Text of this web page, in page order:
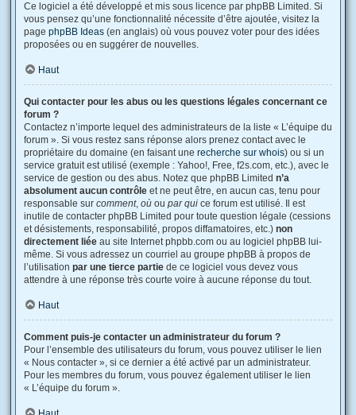
Ce logiciel a été développé et mis sous licence par phpBB Limited. Si
vous pensez qu’une fonctionnalité nécessite d’être ajoutée, visitez la
page phpBB Ideas (en anglais) où vous pouvez voter pour des idées
proposées ou en suggérer de nouvelles.
Haut
Qui contacter pour les abus ou les questions légales concernant ce
forum ?
Contactez n’importe lequel des administrateurs de la liste « L’équipe du
forum ». Si vous restez sans réponse alors prenez contact avec le
propriétaire du domaine (en faisant une recherche sur whois) ou si un
service gratuit est utilisé (exemple : Yahoo!, Free, f2s.com, etc.), avec le
service de gestion ou des abus. Notez que phpBB Limited n’a
absolument aucun contrôle et ne peut être, en aucun cas, tenu pour
responsable sur comment, où ou par qui ce forum est utilisé. Il est
inutile de contacter phpBB Limited pour toute question légale (cessions
et désistements, responsabilité, propos diffamatoires, etc.) non
directement liée au site Internet phpbb.com ou au logiciel phpBB lui-
même. Si vous adressez un courriel au groupe phpBB à propos de
l’utilisation par une tierce partie de ce logiciel vous devez vous
attendre à une réponse très courte voire à aucune réponse du tout.
Haut
Comment puis-je contacter un administrateur du forum ?
Pour l’ensemble des utilisateurs du forum, vous pouvez utiliser le lien
« Nous contacter », si ce dernier a été activé par un administrateur.
Pour les membres du forum, vous pouvez également utiliser le lien
« L’équipe du forum ».